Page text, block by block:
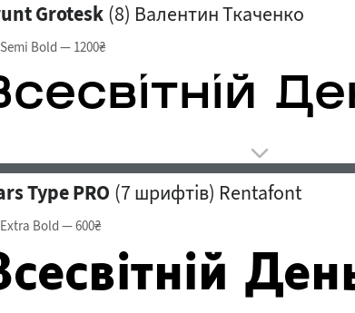
Grotesk (8) Валентин Ткаченко
Semi Bold — 1200₴
Type PRO (7 шрифтів) Rentafont
Extra Bold — 600₴